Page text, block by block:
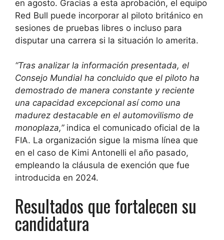
en agosto. Gracias a esta aprobación, el equipo
Red Bull puede incorporar al piloto británico en
sesiones de pruebas libres o incluso para
disputar una carrera si la situación lo amerita.
“Tras analizar la información presentada, el
Consejo Mundial ha concluido que el piloto ha
demostrado de manera constante y reciente
una capacidad excepcional así como una
madurez destacable en el automovilismo de
monoplaza,”indica el comunicado oficial de la
FIA. La organización sigue la misma línea que
en el caso de Kimi Antonelli el año pasado,
empleando la cláusula de exención que fue
introducida en 2024.
Resultados que fortalecen su
candidatura